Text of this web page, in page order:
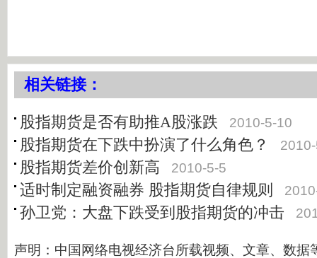
相关链接：
股指期货是否有助推A股涨跌 2010-5-10
股指期货在下跌中扮演了什么角色？
股指期货差价创新高 2010-5-5
适时制定融资融券 股指期货自律规则
孙卫党：大盘下跌受到股指期货的冲击
声明：中国网络电视经济台所载视频、文章、数据